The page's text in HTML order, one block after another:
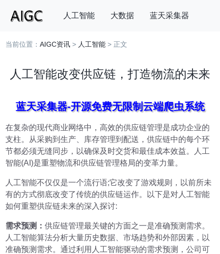
人工智能 大数据 蓝天采集器
搜索
当前位置：AIGC资讯 > 人工智能 > 正文
人工智能改变供应链，打造物流的未来
蓝天采集器-开源免费无限制云端爬虫系统
在复杂的现代商业网络中，高效的供应链管理是成功企业的
支柱。从采购到生产、库存管理到配送，供应链中的每个环
节都必须无缝同步，以确保及时交货和最佳成本效益。人工
智能(AI)是重塑物流和供应链管理格局的变革力量。
人工智能不仅仅是一个流行语;它改变了游戏规则，以前所未
有的方式彻底改变了传统的供应链运作。以下是对人工智能
如何重塑供应链未来的深入探讨:
需求预测：供应链管理最关键的方面之一是准确预测需求。
人工智能算法分析大量历史数据、市场趋势和外部因素，以
准确预测需求。通过利用人工智能驱动的需求预测，公司可